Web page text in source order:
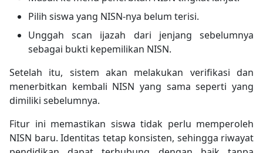
Pilih siswa yang NISN-nya belum terisi.
Unggah scan ijazah dari jenjang sebelumnya
sebagai bukti kepemilikan NISN.
Setelah itu, sistem akan melakukan verifikasi dan
menerbitkan kembali NISN yang sama seperti yang
dimiliki sebelumnya.
Fitur ini memastikan siswa tidak perlu memperoleh
NISN baru. Identitas tetap konsisten, sehingga riwayat